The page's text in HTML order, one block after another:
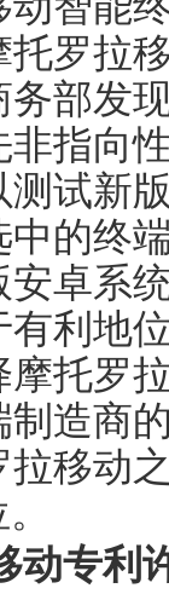
罗拉
部发
指向
试新
的终
卓系
利地
托罗
造商
移动
动专利